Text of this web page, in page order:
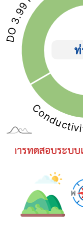
ท่
สอบระบบเครื่องวั